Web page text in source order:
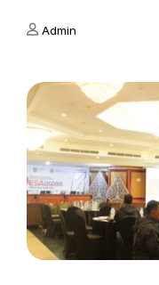
Admin